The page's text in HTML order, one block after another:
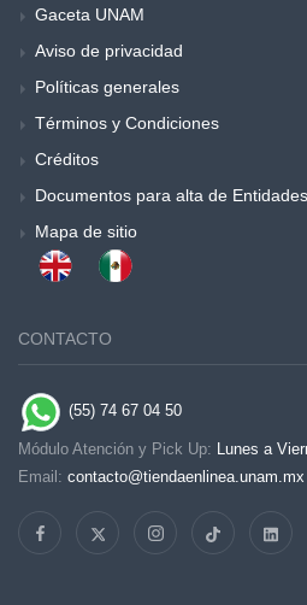
Gaceta UNAM
Aviso de privacidad
Políticas generales
Términos y Condiciones
Créditos
Documentos para alta de
Mapa de sitio
CONTACTO
(55) 74 67 04 50
Módulo Atención y Pick Up: Lunes a
Email: contacto@tiendaenlinea.unam.mx